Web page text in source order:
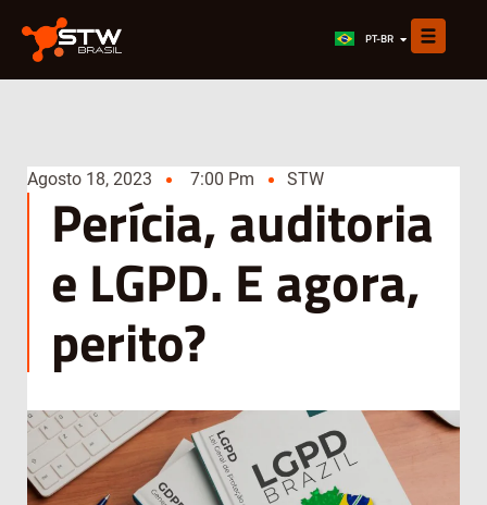
PT-BR
ES
Agosto 18, 2023 7:00 Pm STW
Perícia, auditoria
e LGPD. E agora,
perito?